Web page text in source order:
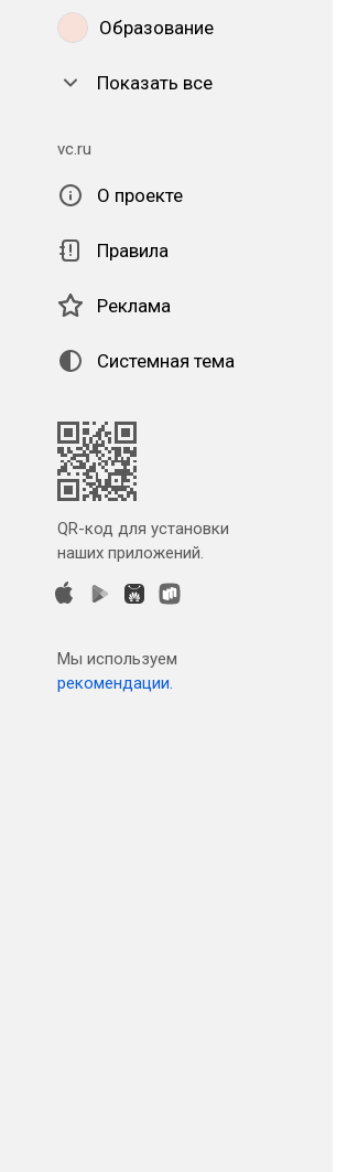
Образование
Показать все
vc.ru
О проекте
Правила
Реклама
Системная тема
QR-код для установки
наших приложений.
Мы используем
рекомендации.